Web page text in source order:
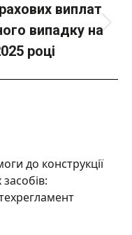
виплат
випадку на
році
до конструкції